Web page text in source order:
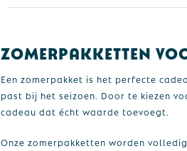
Zomerpakketten
Een zomerpakket is het perfecte
past bij het seizoen. Door te kiezen
cadeau dat écht waarde toevoegt.
Onze zomerpakketten worden